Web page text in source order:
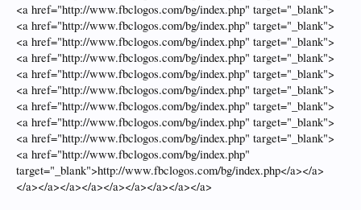
<a href="http://www.fbclogos.com/bg/index.php" target="_blank">
<a href="http://www.fbclogos.com/bg/index.php" target="_blank">
<a href="http://www.fbclogos.com/bg/index.php" target="_blank">
<a href="http://www.fbclogos.com/bg/index.php" target="_blank">
<a href="http://www.fbclogos.com/bg/index.php" target="_blank">
<a href="http://www.fbclogos.com/bg/index.php" target="_blank">
<a href="http://www.fbclogos.com/bg/index.php" target="_blank">
<a href="http://www.fbclogos.com/bg/index.php" target="_blank">
<a href="http://www.fbclogos.com/bg/index.php" target="_blank">
<a href="http://www.fbclogos.com/bg/index.php"
target="_blank">http://www.fbclogos.com/bg/index.php</a></a>
</a></a></a></a></a></a></a></a></a>